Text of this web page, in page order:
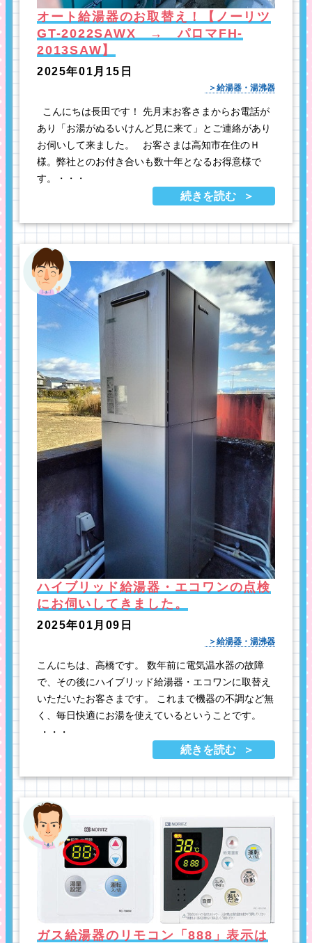
オート給湯器のお取替え！【ノーリツ
GT-2022SAWX → パロマFH-
2013SAW】
2025年01月15日
給湯器・湯沸器
こんにちは長田です！ 先月末お客さまからお電話が
あり「お湯がぬるいけんど見に来て」とご連絡があり
お伺いして来ました。 お客さまは高知市在住のＨ
様。弊社とのお付き合いも数十年となるお得意様で
す。・・・
続きを読む
ハイブリッド給湯器・エコワンの点検
にお伺いしてきました。
2025年01月09日
給湯器・湯沸器
こんにちは、高橋です。 数年前に電気温水器の故障
で、その後にハイブリッド給湯器・エコワンに取替え
いただいたお客さまです。 これまで機器の不調など無
く、毎日快適にお湯を使えているということです。
・・・
続きを読む
ガス給湯器のリモコン「888」表示は